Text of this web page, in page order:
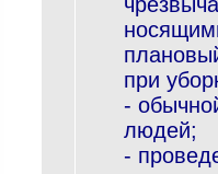
при
-
людей;
-